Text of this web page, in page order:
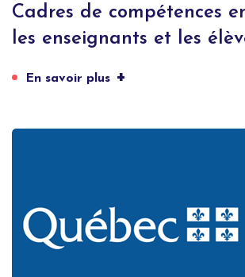
Cadres de compétences
les enseignants et les
En savoir plus +